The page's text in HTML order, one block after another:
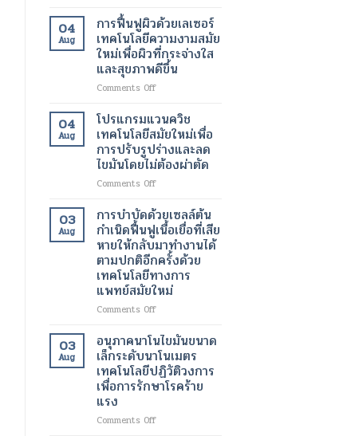
ใหม่
เพื่อ
การ
ลด
สื่อสาร
ได้
เทคโนโลยี
ทางการ
แพทย์
สมัย
เปลี่ยนแปลง
ชีวิต
ของ
ผู้
ป่วย
ห้อง
ผ่าตัด
บน
คลา
วด์
เทคโนโลยี
ดูแล
รักษา
ทางการ
ผ่าตัด
สมัย
ใหม่
ความ
ปลอดภัย
ของ
ผู้
ป่วย
04
Aug
การฟื้นฟูผิวด้วยเลเซอร์
เทคโนโลยีความงามสมัย
ใหม่เพื่อผิวที่กระจ่างใส
และสุขภาพดีขึ้น
Comments Offon
ฟื้นฟู
ผิว
ด้วย
เลเซอร์
เทคโนโลยี
ความ
สมัย
ใหม่
เพื่อ
ผิว
ที่
กระจ่าง
ใส
และ
ขึ้น
04
Aug
โปรแกรมแวนควิช
เทคโนโลยีสมัยใหม่เพื่อ
การปรับรูปร่างและลด
ไขมันโดยไม่ต้องผ่าตัด
Comments Offon
แก
รม
แวน
ควิช
เทคโนโลยี
สมัย
ใหม่
เพื่อ
ปรับ
รูป
ร่าง
และ
ลด
03
Aug
การบำบัดด้วยเซลล์ต้น
กำเนิดฟื้นฟูเนื้อเยื่อที่เสีย
หายให้กลับมาทำงานได้
ตามปกติอีกครั้งด้วย
เทคโนโลยีทางการ
แพทย์สมัยใหม่
Comments Offon
บำบัด
ด้วย
เซลล์
ต้น
กำเนิด
เนื้อเยื่อ
03
Aug
อนุภาคนาโนไขมันขนาด
เล็กระดับนาโนเมตร
เทคโนโลยีปฏิวัติวงการ
เพื่อการรักษาโรคร้าย
แรง
Comments Offon